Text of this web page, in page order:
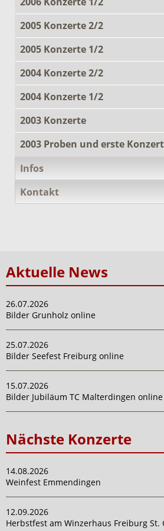
2005 Konzerte 2/2
2005 Konzerte 1/2
2004 Konzerte 2/2
2004 Konzerte 1/2
2003 Konzerte
2003 Proben und erste
Infos
Kontakt
Aktuelle News
26.07.2026
Bilder Grunholz online
25.07.2026
Bilder Seefest Freiburg online
15.07.2026
Bilder Jubiläum TC Malterdingen online
Nächste Konzerte
14.08.2026
Weinfest Emmendingen
12.09.2026
Herbstfest am Winzerhaus Freiburg St.